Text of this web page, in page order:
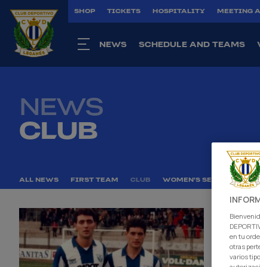
SHOP TICKETS HOSPITALITY MEETING
NEWS SCHEDULE AND TEAMS
CLUB
NEWS
ALL NEWS FIRST TEAM CLUB WOMEN'S SENIOR
en tu
otras
varios